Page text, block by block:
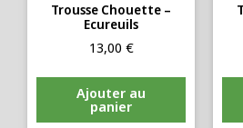
Trousse Chouette –
Ecureuils
13,00 €
Ajouter au
panier